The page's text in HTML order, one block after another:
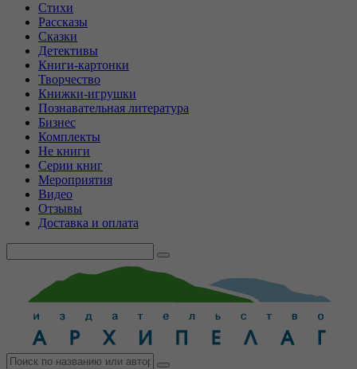
Стихи
Рассказы
Сказки
Детективы
Книги-картонки
Творчество
Книжки-игрушки
Познавательная литература
Бизнес
Комплекты
Не книги
Серии книг
Мероприятия
Видео
Отзывы
Доставка и оплата